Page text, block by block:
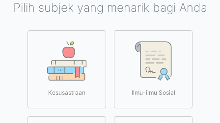
Pilih subjek yang menarik bagi Anda
Kesusastraan Ilmu-ilmu Sosial